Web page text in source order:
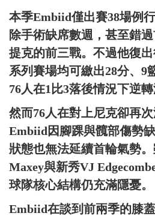
本季Embiid僅出賽38場例
除手術缺席數週，甚至錯
提克的前三戰。不過他復出
系列賽場均可繳出28分、9
76人在1比3落後情況下逆轉
然而76人在對上尼克卻再次
Embiid因腳踝與髖部傷勢
狀態也無法延續首輪氣勢
Maxey與新秀VJ
球隊核心結構仍充滿隱憂。
Embiid在談到前兩季的膝